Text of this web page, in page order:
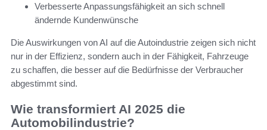
Verbesserte Anpassungsfähigkeit an sich schnell
ändernde Kundenwünsche
Die Auswirkungen von AI auf die Autoindustrie zeigen sich nicht
nur in der Effizienz, sondern auch in der Fähigkeit, Fahrzeuge
zu schaffen, die besser auf die Bedürfnisse der Verbraucher
abgestimmt sind.
Wie transformiert AI 2025 die
Automobilindustrie?